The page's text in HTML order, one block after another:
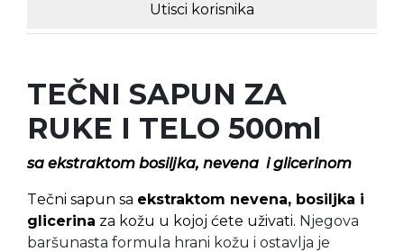
Utisci korisnika
TEČNI SAPUN ZA
RUKE I TELO 500ml
sa ekstraktom bosiljka, nevena i glicerinom
Tečni sapun sa ekstraktom nevena, bosiljka i
glicerina za kožu u kojoj ćete uživati. Njegova
baršunasta formula hrani kožu i ostavlja je